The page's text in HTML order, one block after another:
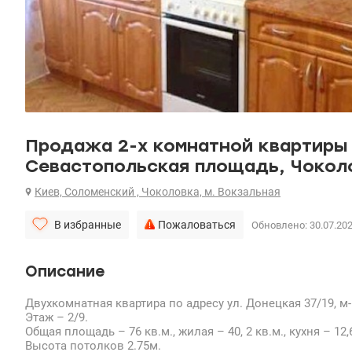
Продажа 2-х комнатной
Севастопольская площадь,
Киев, Соломенский , Чоколовка, м. Вокзальная
В избранные Пожаловаться Обновлено:
Описание
Двухкомнатная квартира по адресу ул. Донецкая 37/
Этаж – 2/9.
Общая площадь – 76 кв.м., жилая – 40, 2 кв.м., кухня –
Высота потолков 2.75м.